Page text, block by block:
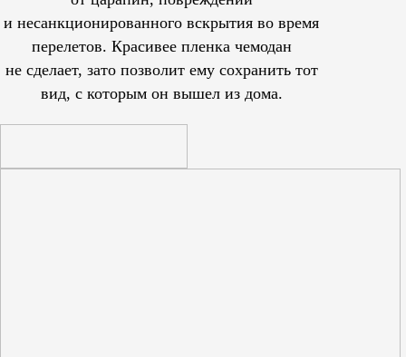
и несанкционированного вскрытия во время
перелетов. Красивее пленка чемодан
не сделает, зато позволит ему сохранить тот
вид, с которым он вышел из дома.